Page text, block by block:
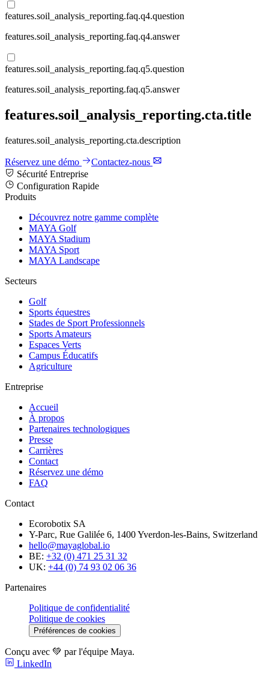
features.soil_analysis_reporting.faq.q4.question
features.soil_analysis_reporting.faq.q4.answer
features.soil_analysis_reporting.faq.q5.question
features.soil_analysis_reporting.faq.q5.answer
features.soil_analysis_reporting.cta.title
features.soil_analysis_reporting.cta.description
Réservez une démo
Contactez-nous
Sécurité Entreprise
Configuration Rapide
Produits
Découvrez notre gamme complète
MAYA Golf
MAYA Stadium
MAYA Sport
MAYA Landscape
Secteurs
Golf
Sports équestres
Stades de Sport Professionnels
Sports Amateurs
Espaces Verts
Campus Éducatifs
Agriculture
Entreprise
Accueil
À propos
Partenaires technologiques
Presse
Carrières
Contact
Réservez une démo
FAQ
Contact
Ecorobotix SA
Y-Parc, Rue Galilée 6, 1400 Yverdon-les-Bains, Switzerland
hello@mayaglobal.io
BE: +32 (0) 471 25 31 32
UK: +44 (0) 74 93 02 06 36
Partenaires
Politique de confidentialité
Politique de cookies
Préférences de cookies
Conçu avec 💚 par l'équipe Maya.
LinkedIn